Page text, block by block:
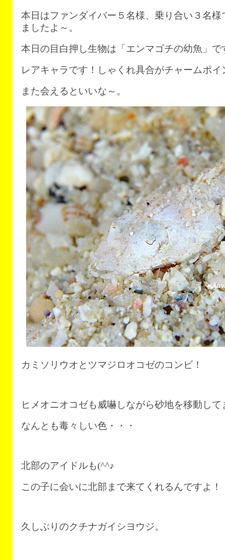
本日はファンダイバー５名様、乗り合い３名
ましたよ～。
本日の目白押し生物は「エンマゴチの幼魚」で
レアキャラです！しゃくれ具合がチャームポイ
また会えるといいな～。
カミソリウオとツマジロオコゼのコンビ！
ヒメオニオコゼも威嚇しながら砂地を移動して
なんとも毒々しい色・・・
北部のアイドルも(^^♪
この子に会いに北部まで来てくれるんですよ！
久しぶりのクチナガイシヨウジ。